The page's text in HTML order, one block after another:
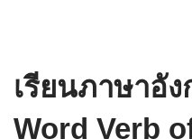
เรียนภาษาอัง
Word Verb